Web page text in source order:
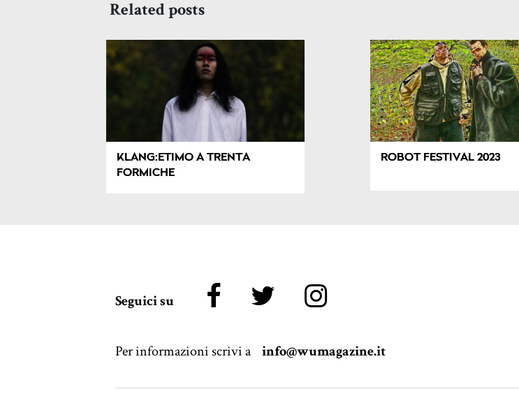
Related posts
KLANG:ETIMO A TRENTA
FORMICHE
ROBOT FESTIVAL 2023
Seguici su
Per informazioni scrivi a info@wumagazine.it